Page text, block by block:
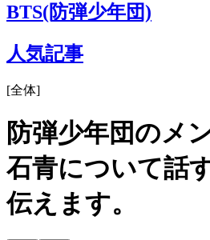
BTS(防弾少年団)
人気記事
[全体]
防弾少年団のメ
石青について話
伝えます。